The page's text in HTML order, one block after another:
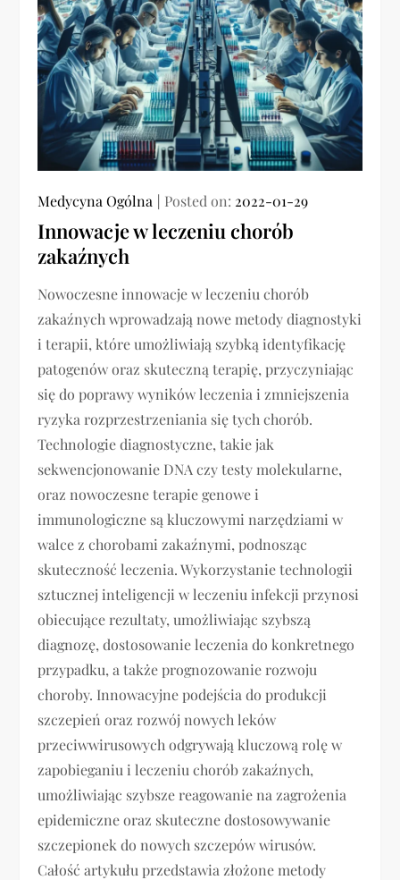
Medycyna Ogólna Posted on: 2022-01-29
Innowacje w leczeniu chorób
zakaźnych
Nowoczesne innowacje w leczeniu chorób
zakaźnych wprowadzają nowe metody diagnostyki
i terapii, które umożliwiają szybką identyfikację
patogenów oraz skuteczną terapię, przyczyniając
się do poprawy wyników leczenia i zmniejszenia
ryzyka rozprzestrzeniania się tych chorób.
Technologie diagnostyczne, takie jak
sekwencjonowanie DNA czy testy molekularne,
oraz nowoczesne terapie genowe i
immunologiczne są kluczowymi narzędziami w
walce z chorobami zakaźnymi, podnosząc
skuteczność leczenia. Wykorzystanie technologii
sztucznej inteligencji w leczeniu infekcji przynosi
obiecujące rezultaty, umożliwiając szybszą
diagnozę, dostosowanie leczenia do konkretnego
przypadku, a także prognozowanie rozwoju
choroby. Innowacyjne podejścia do produkcji
szczepień oraz rozwój nowych leków
przeciwwirusowych odgrywają kluczową rolę w
zapobieganiu i leczeniu chorób zakaźnych,
umożliwiając szybsze reagowanie na zagrożenia
epidemiczne oraz skuteczne dostosowywanie
szczepionek do nowych szczepów wirusów.
Całość artykułu przedstawia złożone metody